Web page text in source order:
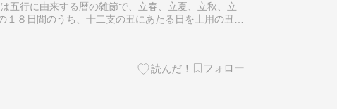
五行に由来する暦の雑節で、立春、立夏、立秋、立
８日間のうち、十二支の丑にあたる日を土用の丑の